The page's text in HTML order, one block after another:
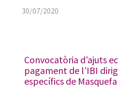
30/07/2020
Convocatòria d’ajuts
pagament de l’IBI
específics de Masquefa